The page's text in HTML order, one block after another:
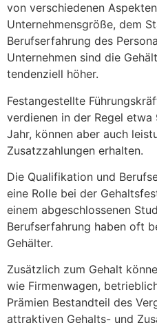
von verschiedenen
Unternehmensgröße, dem
Berufserfahrung des
Unternehmen sind die
tendenziell höher.
Festangestellte
verdienen in der Regel
Jahr, können aber auch
Zusatzzahlungen erhalten.
Die Qualifikation und
eine Rolle bei der
einem abgeschlossenen
Berufserfahrung haben oft
Gehälter.
Zusätzlich zum Gehalt
wie Firmenwagen,
Prämien Bestandteil des
attraktiven Gehalts- und